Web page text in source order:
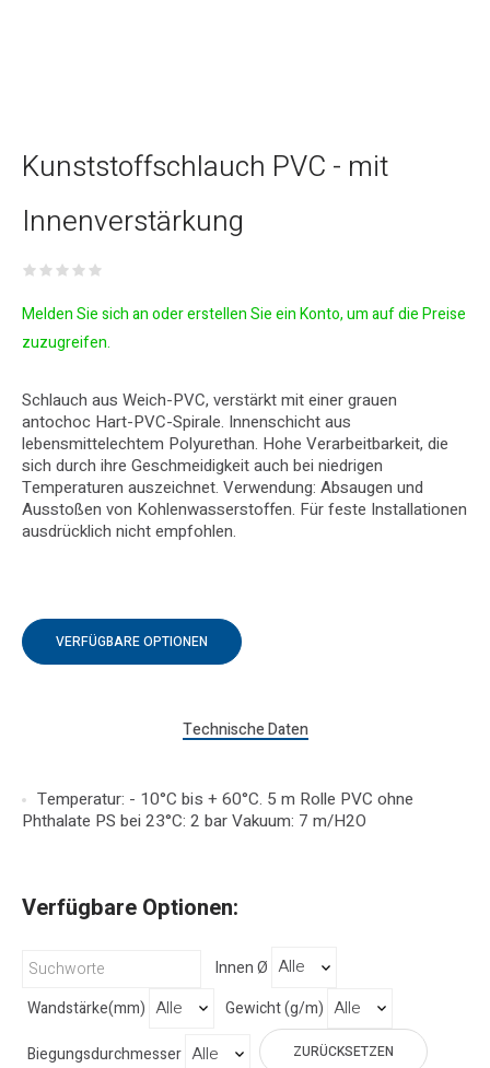
Kunststoffschlauch PVC - mit
Innenverstärkung
Melden Sie sich an oder erstellen Sie ein Konto, um auf die Preise
zuzugreifen.
Schlauch aus Weich-PVC, verstärkt mit einer grauen
antochoc Hart-PVC-Spirale. Innenschicht aus
lebensmittelechtem Polyurethan. Hohe Verarbeitbarkeit, die
sich durch ihre Geschmeidigkeit auch bei niedrigen
Temperaturen auszeichnet. Verwendung: Absaugen und
Ausstoßen von Kohlenwasserstoffen. Für feste Installationen
ausdrücklich nicht empfohlen.
VERFÜGBARE OPTIONEN
Technische Daten
Temperatur: - 10°C bis + 60°C. 5 m Rolle PVC ohne
Phthalate PS bei 23°C: 2 bar Vakuum: 7 m/H2O
Verfügbare Optionen:
Innen Ø
Wandstärke(mm)
Gewicht (g/m)
Biegungsdurchmesser
ZURÜCKSETZEN